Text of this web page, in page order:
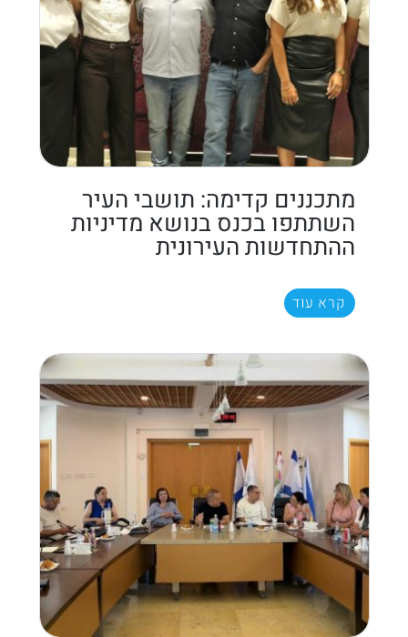
מתכננים קדימה: תושבי העיר
השתתפו בכנס בנושא מדיניות
ההתחדשות העירונית
קרא עוד